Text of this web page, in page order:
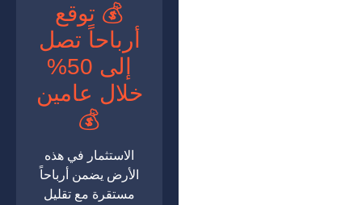
💰 توقع
أرباحاً تصل
إلى 50%
خلال عامين
💰
الاستثمار في هذه
الأرض يضمن أرباحاً
مستقرة مع تقليل